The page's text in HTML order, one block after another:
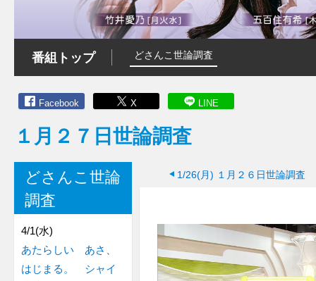
番組トップ どさんこ世論調査
Facebook X LINE
１月２７日世論調査
1/26(月) １月２６日世論調査
どさんこ世論
調査
4/1(水)
あたらしい あさ、
はじまる。 シャイ